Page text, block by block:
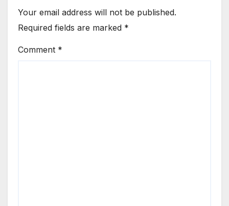
Your email address will not be published.
Required fields are marked *
Comment *